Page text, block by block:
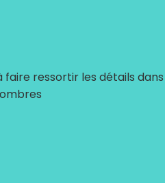
ressortir les détails dans